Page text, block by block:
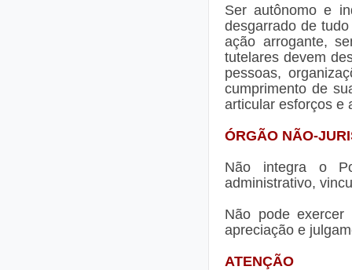
Ser autônomo e
desgarrado de
ação arrogante,
tutelares devem
pessoas,
cumprimento de
articular esforços e
ÓRGÃO NÃO-
Não integra o
administrativo,
Não pode
apreciação e
ATENÇÃO